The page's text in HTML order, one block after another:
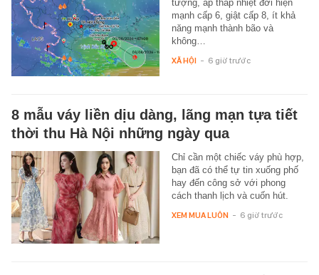
tượng, áp thấp nhiệt đới hiện
mạnh cấp 6, giật cấp 8, ít khả
năng mạnh thành bão và
không…
XÃ HỘI - 6 giờ trước
8 mẫu váy liền dịu dàng, lãng mạn tựa tiết
thời thu Hà Nội những ngày qua
Chỉ cần một chiếc váy phù hợp,
bạn đã có thể tự tin xuống phố
hay đến công sở với phong
cách thanh lịch và cuốn hút.
XEM MUA LUÔN - 6 giờ trước